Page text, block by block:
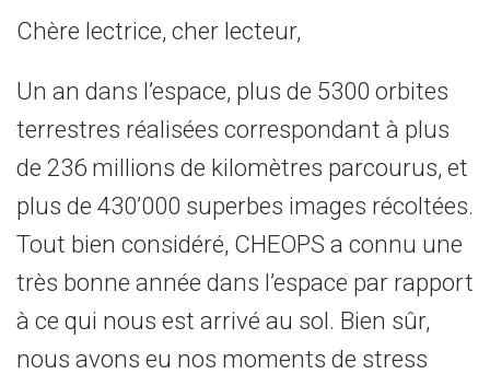
Chère lectrice, cher lecteur,
Un an dans l’espace, plus de 5300 orbites
terrestres réalisées correspondant à plus
de 236 millions de kilomètres parcourus, et
plus de 430’000 superbes images récoltées.
Tout bien considéré, CHEOPS a connu une
très bonne année dans l’espace par rapport
à ce qui nous est arrivé au sol. Bien sûr,
nous avons eu nos moments de stress